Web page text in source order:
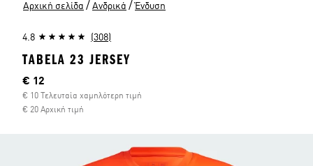
Αρχική σελίδα / Ανδρικά / Ένδυση
4.8 (308)
TABELA 23 JERSEY
Τρέχουσα τιμή
€ 12
€ 10 Τελευταία χαμηλότερη τιμή
€ 20 Αρχική τιμή